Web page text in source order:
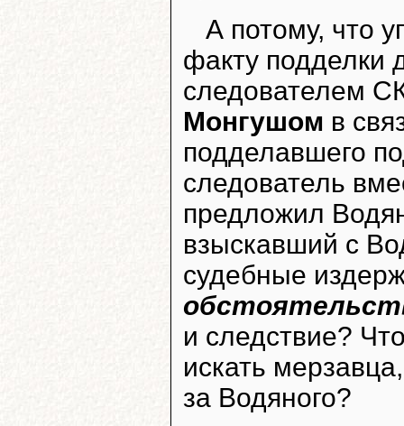
А потому, что
факту подделки
следователем
Монгушом в
подделавшего
следователь
предложил
взыскавший с
судебные
и следствие?
искать
за Водяного?